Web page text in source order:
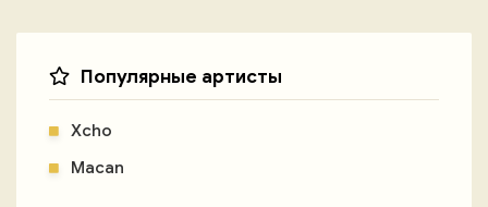
Популярные артисты
Xcho
Macan